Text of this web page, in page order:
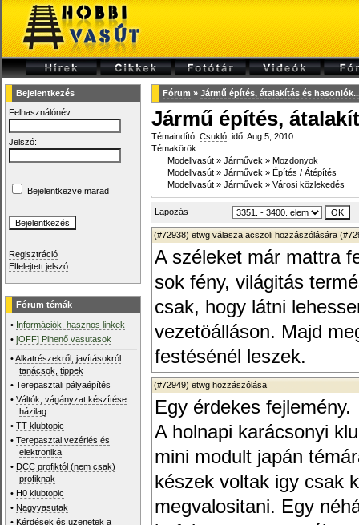
Bejelentkezés
Felhasználónév:
Jelszó:
Bejelentkezve marad
Regisztráció
Elfelejtett jelszó
Fórum témák
• Információk, hasznos linkek
•[OFF] Pihenő vasutasok
•Alkatrészekről, javításokról
tanácsok, tippek
•Terepasztali pályaépítés
•Váltók, vágányzat készítése
házilag
•TT klubtopic
•Terepasztal vezérlés és
elektronika
• DCC profiktól (nem csak)
profiknak
• H0 klubtopic
• Nagyvasutak
• Kérdések és üzenetek a
Fórum » Jármű építés, átalakítás és
Jármű építés,
Témaindító: Csukló , idő: Aug 5, 2010
Témakörök:
Modellvasút » Járművek » Mozdonyok
Modellvasút » Járművek » Építés / Átépítés
Modellvasút » Járművek » Városi közlekedés
Lapozás
(#72938) etwg válasza acszoli hozzászólására (
A széleket már mattra
sok fény, világitás
csak, hogy látni
vezetöálláson. Majd
festésénél leszek.
(#72949) etwg hozzászólása
Egy érdekes fejlemény.
A holnapi karácsonyi
mini modult japán
készek voltak igy csak
megvalositani. Egy